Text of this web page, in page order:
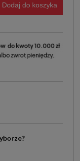
Dodaj do koszyka